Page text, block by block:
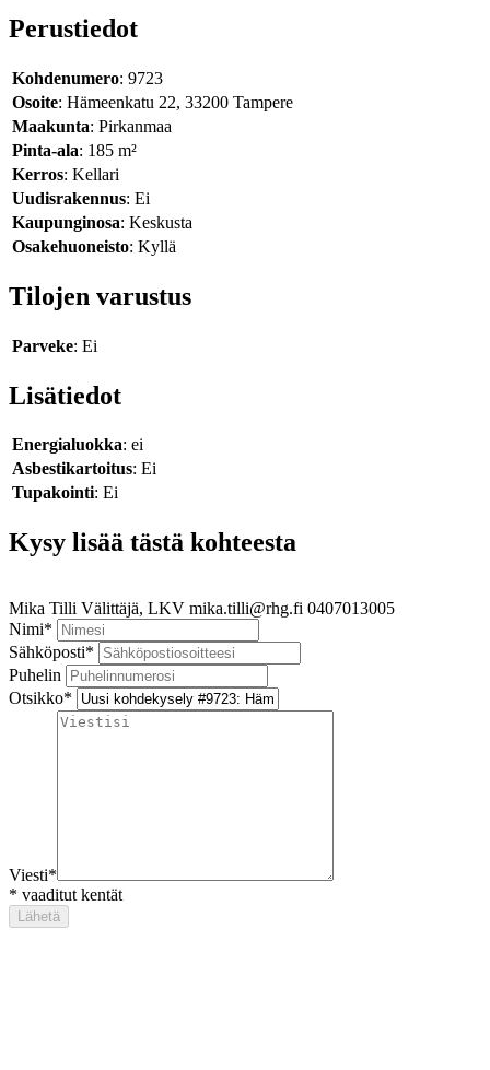
Perustiedot
Kohdenumero: 9723
Osoite: Hämeenkatu 22, 33200 Tampere
Maakunta: Pirkanmaa
Pinta-ala: 185 m²
Kerros: Kellari
Uudisrakennus: Ei
Kaupunginosa: Keskusta
Osakehuoneisto: Kyllä
Tilojen varustus
Parveke: Ei
Lisätiedot
Energialuokka: ei
Asbestikartoitus: Ei
Tupakointi: Ei
Kysy lisää tästä kohteesta
Mika Tilli Välittäjä, LKV mika.tilli@rhg.fi 0407013005
Nimi*
Sähköposti*
Puhelin
Otsikko*
Viesti*
* vaaditut kentät